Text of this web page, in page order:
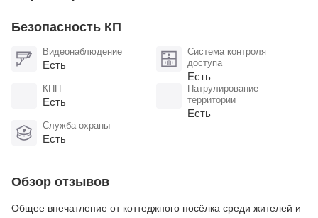
Безопасность КП
Видеонаблюдение
Есть
Система контроля
доступа
Есть
КПП
Есть
Патрулирование
территории
Есть
Служба охраны
Есть
Обзор отзывов
Общее впечатление от коттеджного посёлка среди жителей и